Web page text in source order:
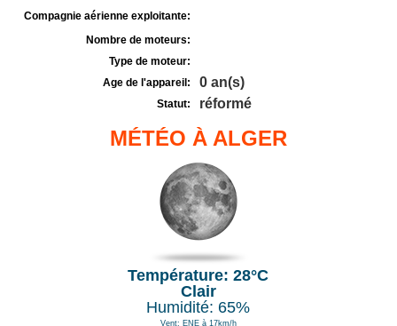
Compagnie aérienne exploitante:
Nombre de moteurs:
Type de moteur:
Age de l'appareil:
0 an(s)
Statut: réformé
MÉTÉO À ALGER
Température: 28°C
Clair
Humidité: 65%
Vent: ENE à 17km/h